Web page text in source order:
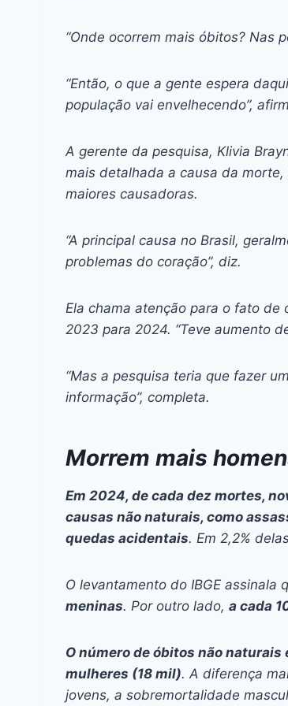
“Onde ocorrem mais óbitos? Nas
“Então, o que a gente espera
população vai envelhecendo”,
A gerente da pesquisa, Klivia
mais detalhada a causa da
maiores causadoras.
“A principal causa no Brasil,
problemas do coração”, diz.
Ela chama atenção para o fato de
2023 para 2024. “Teve aumento
“Mas a pesquisa teria que fazer
informação”, completa.
Morrem mais
Em 2024, de cada dez mortes,
causas não naturais, como
quedas acidentais. Em 2,2%
O levantamento do IBGE assinala
meninas. Por outro lado, a cada
O número de óbitos não
mulheres (18 mil). A diferença
jovens, a sobremortalidade